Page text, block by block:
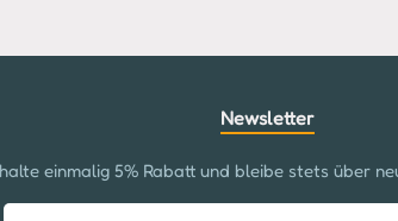
Newsletter
einmalig 5% Rabatt und bleibe stets über